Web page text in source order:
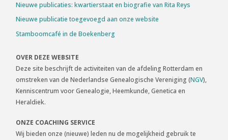
Nieuwe publicaties: kwartierstaat en biografie van Rita Reys
Nieuwe publicatie toegevoegd aan onze website
Stamboomcafé in de Boekenberg
OVER DEZE WEBSITE
Deze site beschrijft de activiteiten van de afdeling Rotterdam en
omstreken van de Nederlandse Genealogische Vereniging (NGV),
Kenniscentrum voor Genealogie, Heemkunde, Genetica en
Heraldiek.
ONZE COACHING SERVICE
Wij bieden onze (nieuwe) leden nu de mogelijkheid gebruik te